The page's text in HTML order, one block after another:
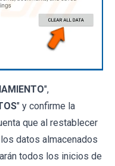
",
" y confirme la
que al restablecer
datos almacenados
todos los inicios de